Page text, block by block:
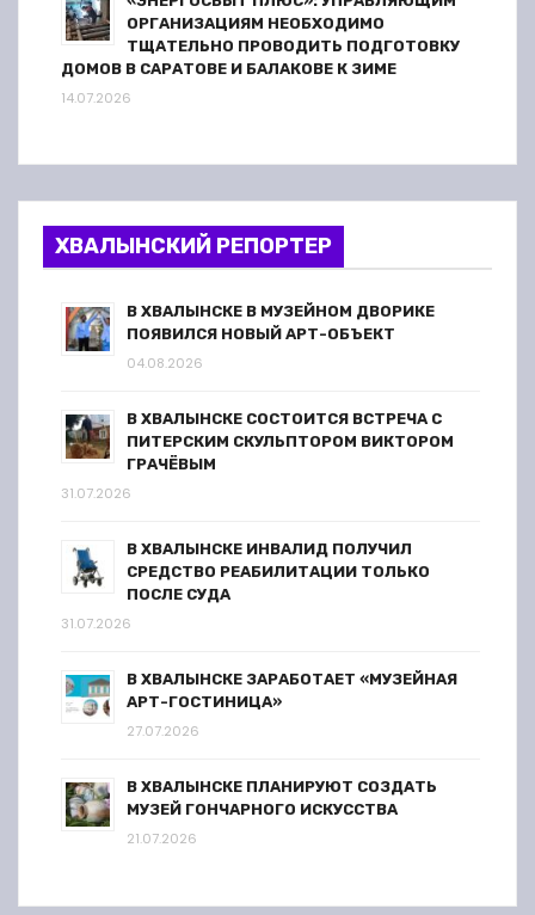
ОРГАНИЗАЦИЯМ НЕОБХОДИМО
ТЩАТЕЛЬНО ПРОВОДИТЬ ПОДГОТОВКУ
ДОМОВ В САРАТОВЕ И БАЛАКОВЕ К ЗИМЕ
14.07.2026
ХВАЛЫНСКИЙ РЕПОРТЕР
В ХВАЛЫНСКЕ В МУЗЕЙНОМ ДВОРИКЕ
ПОЯВИЛСЯ НОВЫЙ АРТ-ОБЪЕКТ
04.08.2026
В ХВАЛЫНСКЕ СОСТОИТСЯ ВСТРЕЧА С
ПИТЕРСКИМ СКУЛЬПТОРОМ ВИКТОРОМ
ГРАЧЁВЫМ
31.07.2026
В ХВАЛЫНСКЕ ИНВАЛИД ПОЛУЧИЛ
СРЕДСТВО РЕАБИЛИТАЦИИ ТОЛЬКО
ПОСЛЕ СУДА
31.07.2026
В ХВАЛЫНСКЕ ЗАРАБОТАЕТ «МУЗЕЙНАЯ
АРТ-ГОСТИНИЦА»
27.07.2026
В ХВАЛЫНСКЕ ПЛАНИРУЮТ СОЗДАТЬ
МУЗЕЙ ГОНЧАРНОГО ИСКУССТВА
21.07.2026